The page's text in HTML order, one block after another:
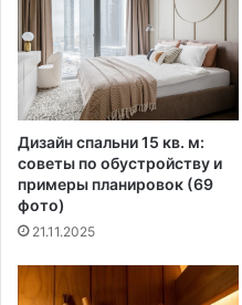
Дизайн спальни 15 кв. м:
советы по обустройству и
примеры планировок (69
фото)
21.11.2025